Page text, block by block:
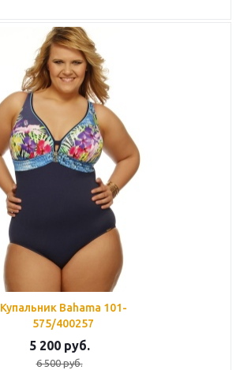
Купальник Bahama 101-
575/400257
5 200руб.
6 500руб.